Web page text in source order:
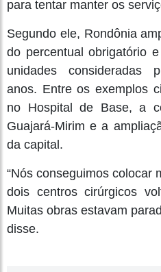
para tentar manter os
Segundo ele, Rondônia
do percentual obrigatório
unidades consideradas
anos. Entre os exemplos
no Hospital de Base, a
Guajará-Mirim e a
da capital.
“Nós conseguimos colocar
dois centros cirúrgicos
Muitas obras estavam
disse.